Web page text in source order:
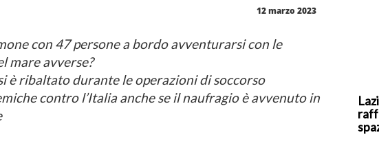
12 marzo 2023
con 47 persone a bordo avventurarsi con le
mare avverse?
è ribaltato durante le operazioni di soccorso
contro l’Italia anche se il naufragio è avvenuto in